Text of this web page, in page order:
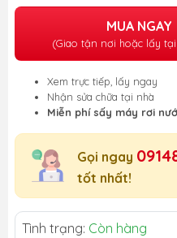
MUA NGAY
(Giao tận nơi hoặc lấy
Xem trực tiếp, lấy ngay
Nhận sửa chữa tại nhà
Miễn phí sấy máy rơi
Gọi ngay
tốt nhất!
Tình trạng: Còn hàng